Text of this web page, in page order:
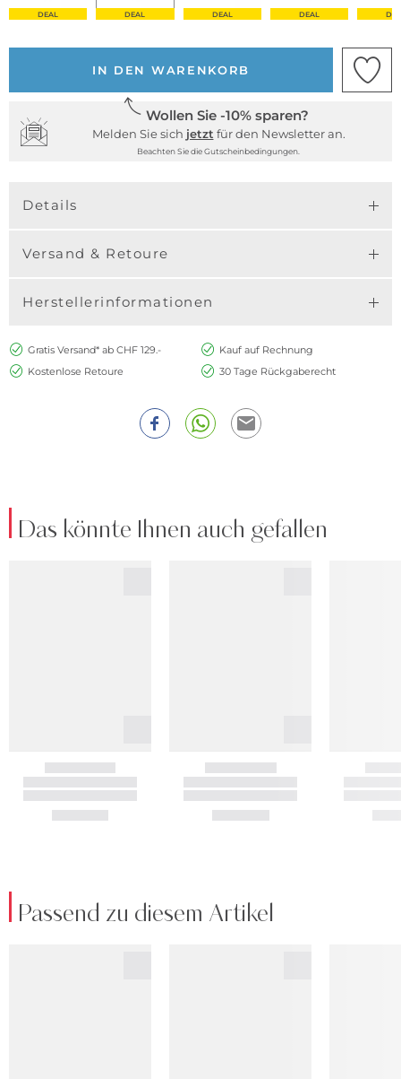
DEAL DEAL DEAL DEAL
IN DEN WARENKORB
Wollen Sie -10% sparen?
Melden Sie sich jetzt für den Newsletter an.
Beachten Sie die Gutscheinbedingungen.
Details
Versand & Retoure
Herstellerinformationen
Gratis Versand* ab CHF 129.-
Kauf auf Rechnung
Kostenlose Retoure
30 Tage Rückgaberecht
Das könnte Ihnen auch gefallen
Passend zu diesem Artikel